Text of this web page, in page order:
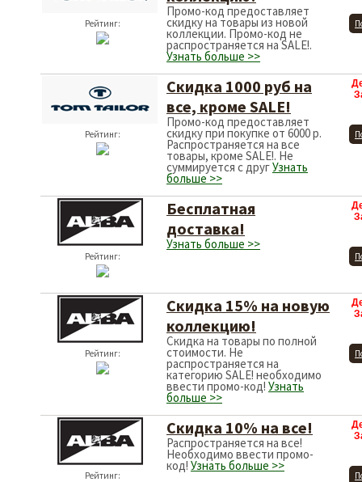
Рейтинг:
Промо-код предоставляет
скидку на товары из новой
коллекции. Промо-код не
распространяется на SALE!.
Узнать больше >>
Рейтинг:
Скидка 1000 руб на
все, кроме SALE!
Промо-код предоставляет
скидку при покупке от 6000 р.
Распространяется на все
товары, кроме SALE!. Не
суммируется с другУзнать
больше >>
Рейтинг:
Бесплатная
доставка!
Узнать больше >>
Рейтинг:
Скидка 15% на новую
коллекцию!
Скидка на товары по полной
стоимости. Не
распространяется на
категорию SALE! необходимо
ввести промо-код! Узнать
больше >>
Рейтинг:
Скидка 10% на все!
Распространяется на все!
Необходимо ввести промо-
код! Узнать больше >>